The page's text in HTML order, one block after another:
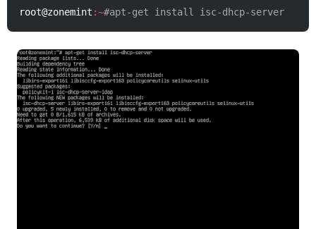
root@zonemint :~#apt-get install isc-dhcp-server